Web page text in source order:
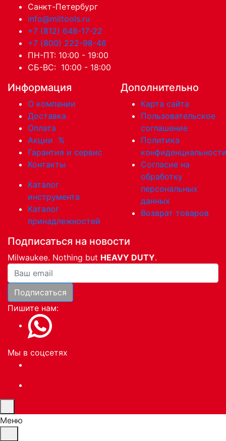
Санкт-Петербург
info@miltools.ru
+7 (812) 648-17-22
+7 (800) 222-98-46
ПН-ПТ: 10:00 - 19:00
СБ-ВС: 10:00 - 18:00
Информация
О компании
Доставка
Оплата
Акции %
Гарантия и сервис
Контакты
Каталог
инструмента
Каталог
принадлежностей
Дополнительно
Карта сайта
Пользовательское
соглашение
Политика
Согласие на
обработку
персональных
данных
Возврат товаров
Подписаться на новости
Milwaukee. Nothing but HEAVY DUTY.
Ваша почта
Подписаться
Пишите нам:
Мы в соцсетях
Меню